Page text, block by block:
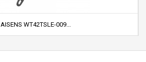
AISENS WT42TSLE-009...